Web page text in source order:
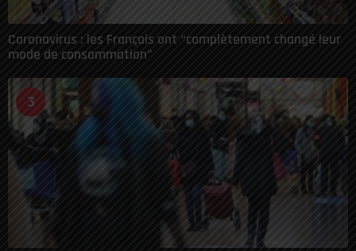
Coronavirus : les Français ont “complètement changé leur
mode de consommation”
3